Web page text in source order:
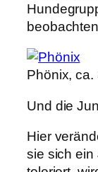
Phönix, ca.
Und die
Hier
sie sich ein